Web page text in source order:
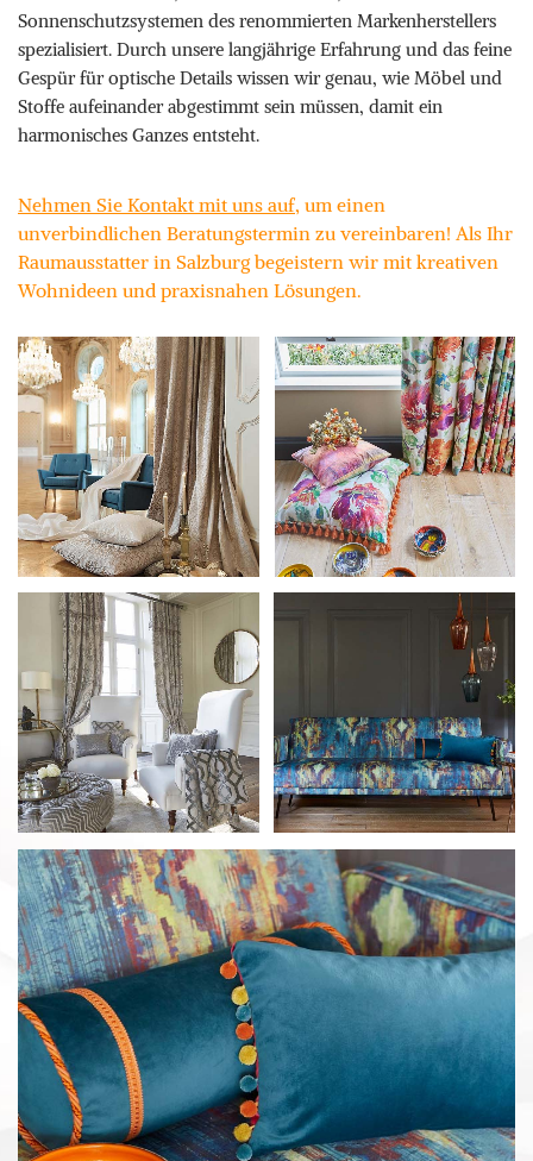
Sonnenschutzsystemen des renommierten Markenherstellers
spezialisiert. Durch unsere langjährige Erfahrung und das feine
Gespür für optische Details wissen wir genau, wie Möbel und
Stoffe aufeinander abgestimmt sein müssen, damit ein
harmonisches Ganzes entsteht.
Nehmen Sie Kontakt mit uns auf, um einen
unverbindlichen Beratungstermin zu vereinbaren! Als Ihr
Raumausstatter in Salzburg begeistern wir mit kreativen
Wohnideen und praxisnahen Lösungen.